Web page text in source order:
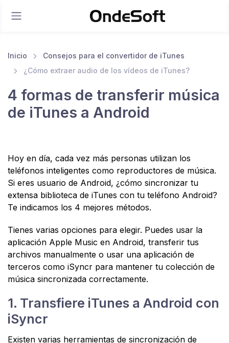
Inicio
Consejos para el convertidor de iTunes
¿Cómo extraer audio de los vídeos de iTunes?
4 formas de transferir música
de iTunes a Android
Hoy en día, cada vez más personas utilizan los
teléfonos inteligentes como reproductores de música.
Si eres usuario de Android, ¿cómo sincronizar tu
extensa biblioteca de iTunes con tu teléfono Android?
Te indicamos los 4 mejores métodos.
Tienes varias opciones para elegir. Puedes usar la
aplicación Apple Music en Android, transferir tus
archivos manualmente o usar una aplicación de
terceros como iSyncr para mantener tu colección de
música sincronizada correctamente.
1. Transfiere iTunes a Android con
iSyncr
Existen varias herramientas de sincronización de